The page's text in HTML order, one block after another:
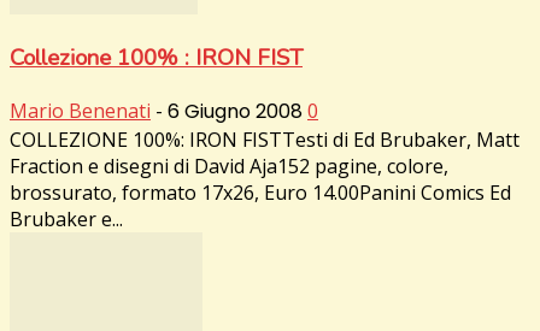
Collezione 100% : IRON FIST
Mario Benenati - 6 Giugno 20080
COLLEZIONE 100%: IRON FISTTesti di Ed Brubaker, Matt
Fraction e disegni di David Aja152 pagine, colore,
brossurato, formato 17x26, Euro 14.00Panini Comics Ed
Brubaker e...